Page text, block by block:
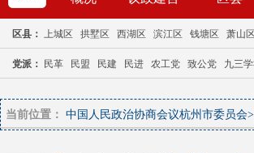
当前位置： 中国人民政治协商会议杭州市委员会>